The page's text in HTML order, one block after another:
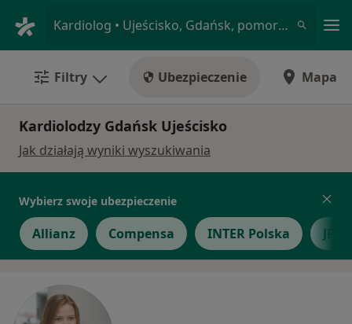
Kardiolog • Ujeścisko, Gdańsk, pomorskie
Filtry Ubezpieczenie Mapa
Kardiolodzy Gdańsk Ujeścisko
Jak działają wyniki wyszukiwania
Wybierz swoje ubezpieczenie
Allianz Compensa INTER Polska JP